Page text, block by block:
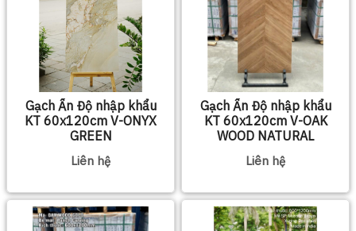
Gạch Ấn Độ nhập khẩu
KT 60x120cm V-ONYX
GREEN
Liên hệ
Gạch Ấn Độ nhập khẩu
KT 60x120cm V-OAK
WOOD NATURAL
Liên hệ